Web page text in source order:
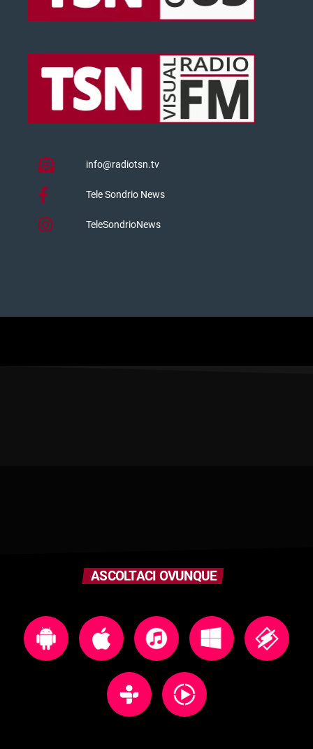
info@radiotsn.tv
Tele Sondrio News
TeleSondrioNews
ASCOLTACI OVUNQUE